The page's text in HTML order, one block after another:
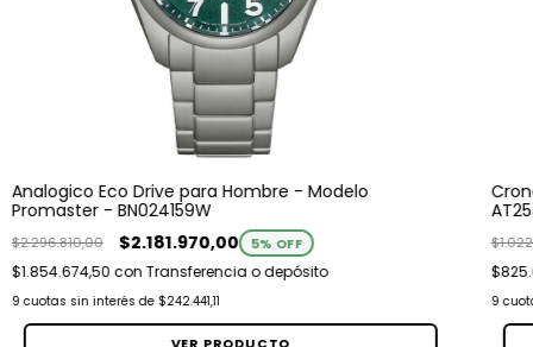
Analogico Eco Drive para Hombre - Modelo
Promaster - BN024159W
$2.296.810,00 $2.181.970,00 5% OFF
$1.854.674,50 con Transferencia o depósito
9 cuotas sin interés de $242.441,11 9